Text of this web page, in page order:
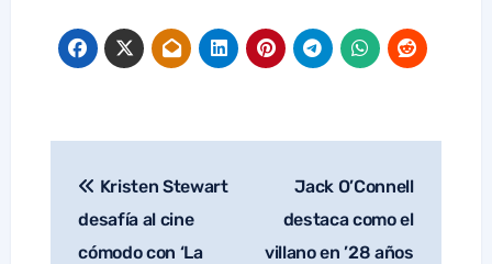
Navegación
de
Kristen Stewart
desafía al cine
cómodo con ‘La
Jack O’Connell
destaca como el
villano en ’28 años